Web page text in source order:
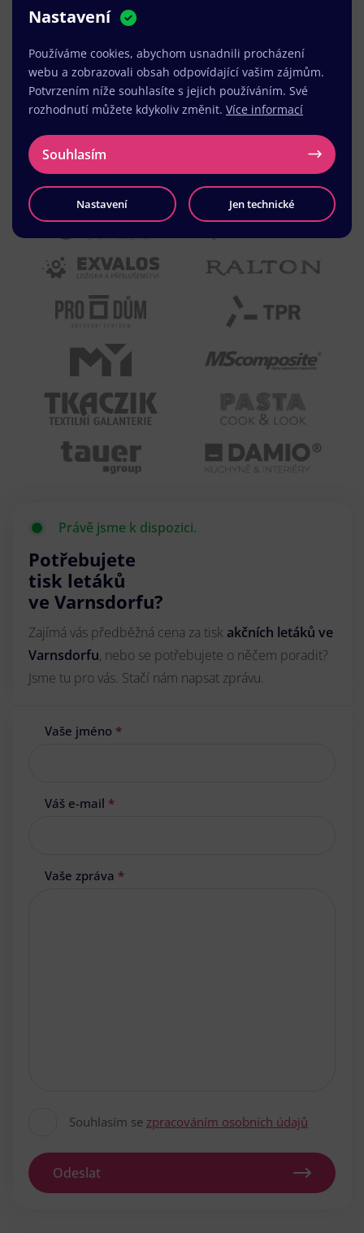
VENART s.r.o.
Právě jsme k dispozici.
Potřebujete
tisk letáků
ve Varnsdorfu?
Zajímá vás předběžná cena za tisk akčních letáků ve
Varnsdorfu, nebo se potřebujete o něčem poradit?
Jsme tu pro vás. Stačí nám napsat zprávu.
Vaše jméno *
Váš e-mail *
Vaše zpráva *
Souhlasím se zpracováním osobních údajů
Odeslat
Nastavení
Používáme cookies, abychom usnadnili procházení
webu a zobrazovali obsah odpovídající vašim zájmům.
Potvrzením níže souhlasíte s jejich používáním. Své
rozhodnutí můžete kdykoliv změnit. Více informací
Souhlasím
Nastavení Jen technické